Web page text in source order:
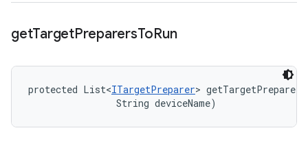
getTargetPreparersToRun
protected List<ITargetPreparer>
                String deviceName)